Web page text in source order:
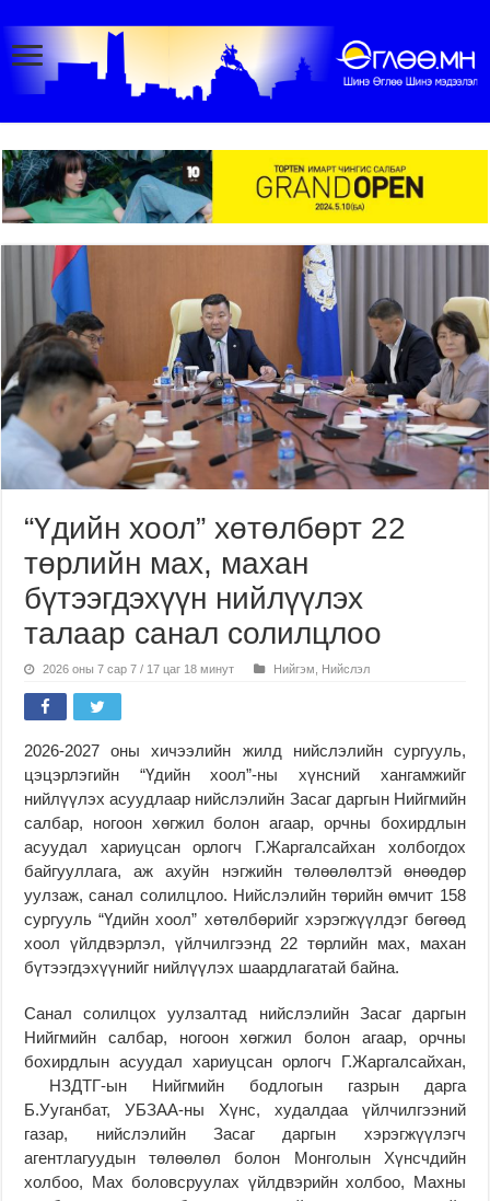
“Үдийн хоол” хөтөлбөрт 22
төрлийн мах, махан
бүтээгдэхүүн нийлүүлэх
талаар санал солилцлоо
2026 оны 7 сар 7 / 17 цаг 18 минут Нийгэм Нийслэл
2026-2027 оны хичээлийн жилд нийслэлийн сургууль,
цэцэрлэгийн “Үдийн хоол”-ны хүнсний хангамжийг
нийлүүлэх асуудлаар нийслэлийн Засаг даргын Нийгмийн
салбар, ногоон хөгжил болон агаар, орчны бохирдлын
асуудал хариуцсан орлогч Г.Жаргалсайхан холбогдох
байгууллага, аж ахуйн нэгжийн төлөөлөлтэй өнөөдөр
уулзаж, санал солилцлоо. Нийслэлийн төрийн өмчит 158
сургууль “Үдийн хоол” хөтөлбөрийг хэрэгжүүлдэг бөгөөд
хоол үйлдвэрлэл, үйлчилгээнд 22 төрлийн мах, махан
бүтээгдэхүүнийг нийлүүлэх шаардлагатай байна.
Санал солилцох уулзалтад нийслэлийн Засаг даргын
Нийгмийн салбар, ногоон хөгжил болон агаар, орчны
бохирдлын асуудал хариуцсан орлогч Г.Жаргалсайхан,
НЗДТГ-ын Нийгмийн бодлогын газрын дарга
Б.Ууганбат,
УБЗАА-ны Хүнс, худалдаа үйлчилгээний
газар, нийслэлийн Засаг даргын хэрэгжүүлэгч
агентлагуудын төлөөлөл болон Монголын Хүнсчдийн
холбоо, Мах боловсруулах үйлдвэрийн холбоо, Махны